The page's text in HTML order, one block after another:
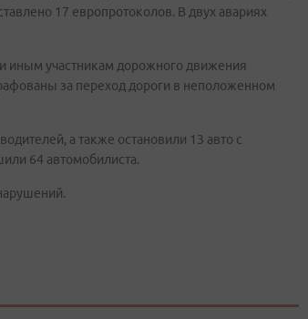
17 европротоколов. В двух авариях
иным участникам дорожного движения
за переход дороги в неположенном
а также остановили 13 авто с
64 автомобилиста.